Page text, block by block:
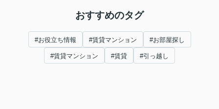
おすすめのタグ
#お役立ち情報 #賃貸マンション #お部屋探し
#賃貸マンション #賃貸 #引っ越し